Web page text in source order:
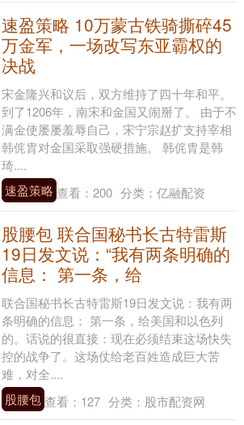
速盈策略 10万蒙古铁骑撕碎45
万金军，一场改写东亚霸权的
决战
宋金隆兴和议后，双方维持了四十年和平。
到了1206年，南宋和金国又闹掰了。 由于不
满金使屡屡羞辱自己，宋宁宗赵扩支持宰相
韩侂胄对金国采取强硬措施。 韩侂胄是韩
琦....
速盈策略 查看： 200 分类： 亿融配资
股腰包 联合国秘书长古特雷斯
19日发文说：“我有两条明确的
信息： 第一条，给
联合国秘书长古特雷斯19日发文说：我有两
条明确的信息： 第一条，给美国和以色列
的。话说的很直接：现在必须结束这场快失
控的战争了。这场仗给老百姓造成巨大苦
难，对全....
股腰包查看： 127 分类： 股市配资网